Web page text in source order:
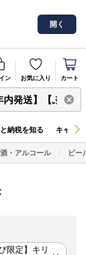
開く
ン お気に入り カート
発送】【ふるな
納税を知る キャン
酒・アルコール ビー
限定】キリ